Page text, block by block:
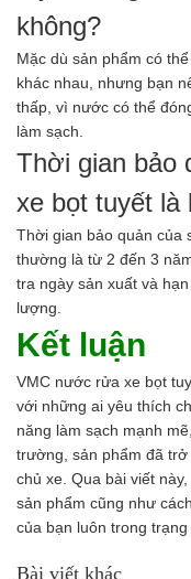
không?
Mặc dù sản phẩm có
khác nhau, nhưng bạn
thấp, vì nước có thể
làm sạch.
Thời gian bảo
xe bọt tuyết là
Thời gian bảo quản của
thường là từ 2 đến 3
tra ngày sản xuất và
lượng.
Kết luận
VMC nước rửa xe bọt
với những ai yêu thích
năng làm sạch mạnh
trường, sản phẩm đã
chủ xe. Qua bài viết
sản phẩm cũng như
của bạn luôn trong trạng
Bài viết khác